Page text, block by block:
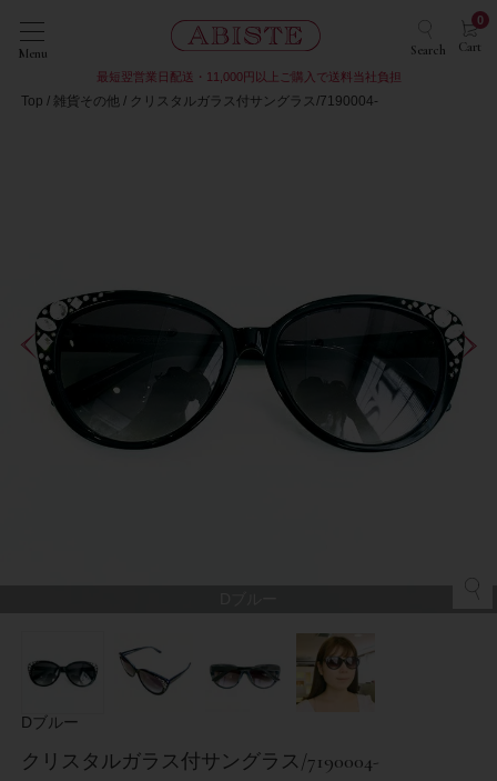
Menu Search Cart
0
最短翌営業日配送・11,000円以上ご購入で送料当社負担
Top 雑貨その他 クリスタルガラス付サングラス/7190004-
Dブルー
クリスタルガラス付サングラス/7190004-